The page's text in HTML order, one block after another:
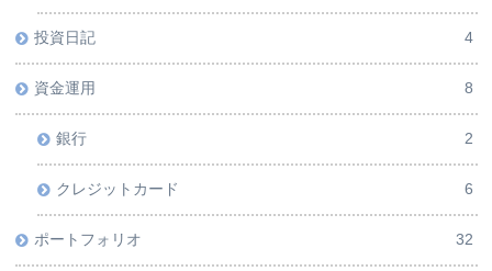
投資日記 4
資金運用 8
銀行 2
クレジットカード 6
ポートフォリオ 32